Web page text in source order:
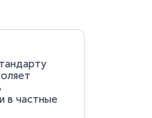
в частные